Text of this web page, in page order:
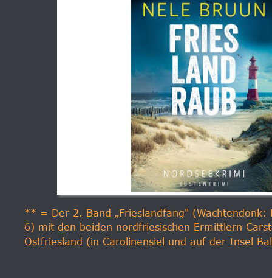
** = Der 2. Band „Frieslandfang"
6) mit den beiden nordfriesischen Ermittlern
Ostfriesland (in Carolinensiel und auf der Insel